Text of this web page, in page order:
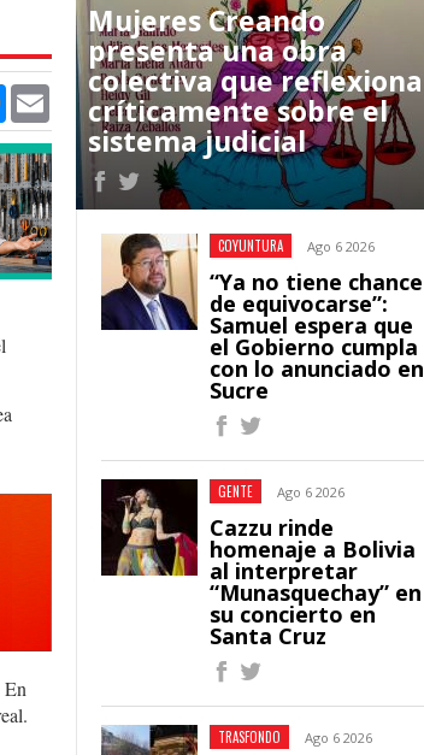
MessengerEmail
Mujeres Creando
presenta una obra
colectiva que reflexiona
críticamente sobre el
sistema judicial
COYUNTURA Ago 6 2026
“Ya no tiene chance
de equivocarse”:
Samuel espera que
el Gobierno cumpla
con lo anunciado en
Sucre
GENTE Ago 6 2026
Cazzu rinde
homenaje a Bolivia
al interpretar
“Munasquechay” en
su concierto en
Santa Cruz
TRASFONDO Ago 6 2026